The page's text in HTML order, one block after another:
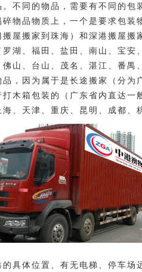
。不同的物品，需要有不同的
碎物品物质上，一个是要求包装
搬屋搬家到珠海）和深港搬屋
罗湖、福田、盐田、南山、宝安
佛山、台山、茂名、湛江、番禺
品，因为属于是长途搬家（分为
打木箱包装的（广东省内直达一
海、天津、重庆、昆明、成都、
的具体位置、有无电梯、停车场